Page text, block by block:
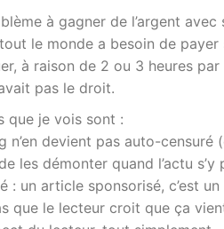
à gagner de l’argent
le monde a besoin de
à raison de 2 ou 3 heures
pas le droit.
que je vois sont :
n’en devient pas auto-
les démonter quand l’actu s’y
: un article sponsorisé, c’est
que le lecteur croit que ça